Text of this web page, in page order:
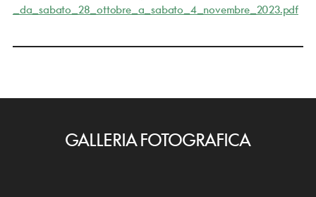
_da_sabato_28_ottobre_a_sabato_4_novembre_2023.pdf
GALLERIA FOTOGRAFICA